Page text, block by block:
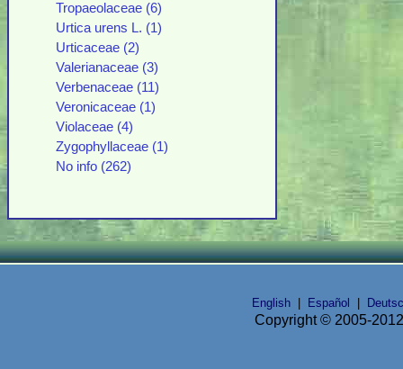
Tropaeolaceae (6)
Urtica urens L. (1)
Urticaceae (2)
Valerianaceae (3)
Verbenaceae (11)
Veronicaceae (1)
Violaceae (4)
Zygophyllaceae (1)
No info (262)
English Español
Copyright © 2005-